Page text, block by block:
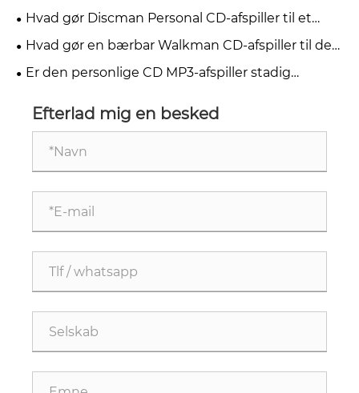
bedste valg for musikelskere i 2026?
Hvad gør Discman Personal CD-afspiller til et
must-have for musikelskere
Hvad gør en bærbar Walkman CD-afspiller til den
bedste mulighed for musikelskere
Er den personlige CD MP3-afspiller stadig
Efterlad mig en besked